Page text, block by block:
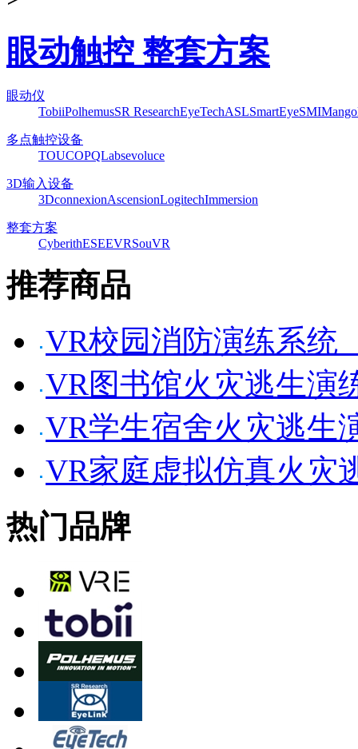
眼动触控 整套方案
眼动仪
TobiiPolhemusSR ResearchEyeTechASLSmartEyeSMI
多点触控设备
TOUCOPQLabsevoluce
3D输入设备
3DconnexionAscensionLogitechImmersion
整套方案
CyberithESEEVRSouVR
推荐商品
VR校园消防演练系统
VR图书馆火灾逃生演
VR学生宿舍火灾逃生
VR家庭虚拟仿真火灾
热门品牌